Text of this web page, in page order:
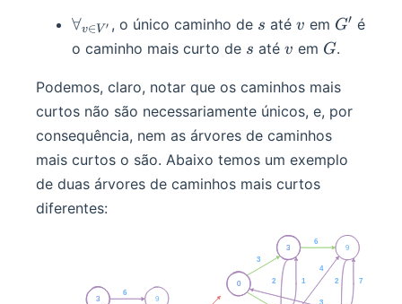
\forall_{v
\in V'}
∀v∈V ′ , o único caminho de s
s até v
v em G'
G′ é
o caminho mais curto de s
s até v
v em G
G.
Podemos, claro, notar que os caminhos mais
curtos não são necessariamente únicos, e, por
consequência, nem as árvores de caminhos
mais curtos o são. Abaixo temos um exemplo
de duas árvores de caminhos mais curtos
diferentes: